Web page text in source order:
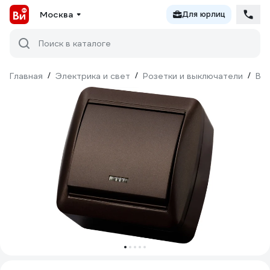
Москва Для юрлиц
Поиск в каталоге
Главная / Электрика и свет / Розетки и выключатели /